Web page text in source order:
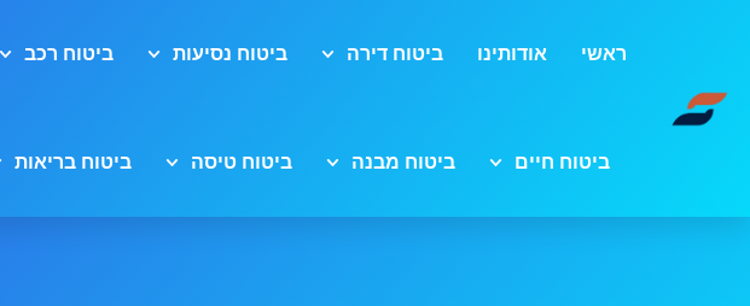
ראשי אודותינו ביטוח דירה ביטוח נסיעות ביטוח רכב
ביטוח חיים ביטוח מבנה ביטוח טיסה ביטוח בריאות